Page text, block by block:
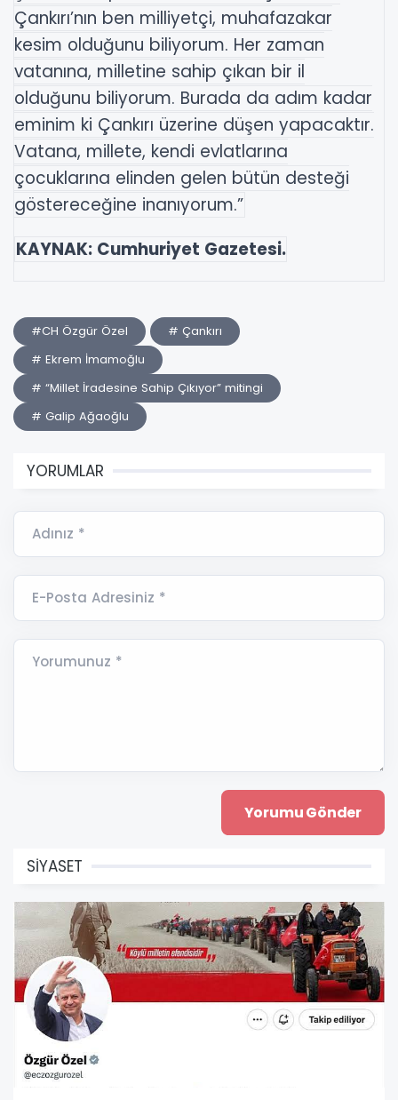
Çankırı’nın ben milliyetçi, muhafazakar
kesim olduğunu biliyorum. Her zaman
vatanına, milletine sahip çıkan bir il
olduğunu biliyorum. Burada da adım kadar
eminim ki Çankırı üzerine düşen yapacaktır.
Vatana, millete, kendi evlatlarına
çocuklarına elinden gelen bütün desteği
göstereceğine inanıyorum.”
KAYNAK: Cumhuriyet Gazetesi.
#CH Özgür Özel
# Çankırı
# Ekrem İmamoğlu
# “Millet İradesine Sahip Çıkıyor” mitingi
# Galip Ağaoğlu
YORUMLAR
Adınız *
E-Posta Adresiniz *
Yorumunuz *
SİYASET